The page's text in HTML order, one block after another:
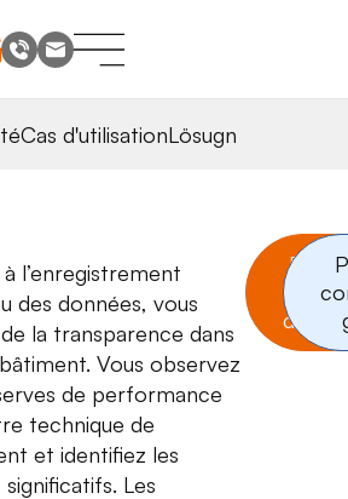
Cas d'utilisationLösugn
l’enregistrement
des données, vous
la transparence dans
Vous observez
de performance
technique de
et identifiez les
Les